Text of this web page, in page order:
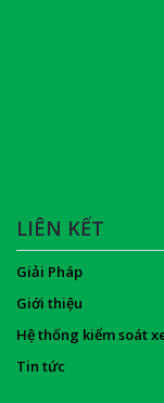
LIÊN KẾT
Giải Pháp
Giới thiệu
Hệ thống kiểm soát
Tin tức